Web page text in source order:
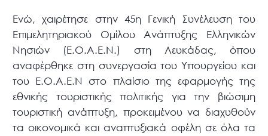
Ενώ, χαιρέτησε στην 45η Γενική Συνέλευση του
Επιμελητηριακού Ομίλου Ανάπτυξης Ελληνικών
Νησιών (Ε.Ο.Α.Ε.Ν.) στη Λευκάδας, όπου
αναφέρθηκε στη συνεργασία του Υπουργείου και
του Ε.Ο.Α.Ε.Ν στο πλαίσιο της εφαρμογής της
εθνικής τουριστικής πολιτικής για την βιώσιμη
τουριστική ανάπτυξη, προκειμένου να διαχυθούν
τα οικονομικά και αναπτυξιακά οφέλη σε όλα τα